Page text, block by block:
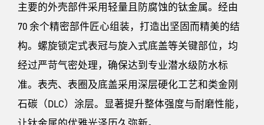
主要的外壳部件采用轻量且防腐蚀的钛金属。经由
70 余个精密部件匠心组装，打造出坚固而精美的结
构。螺旋锁定式表冠与旋入式底盖等关键部位，均
经过严苛气密处理，确保达到专业潜水级防水标
准。表壳、表圈及底盖采用深层硬化工艺和类金刚
石碳（DLC）涂层。显著提升整体强度与耐磨性能，